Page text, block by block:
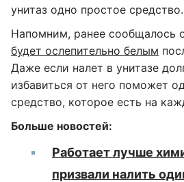
унитаз одно простое средство.
Напомним, ранее сообщалось
будет ослепительно белым
Даже если налет в унитазе
избавиться от него поможет
средство, которое есть на
Больше новостей:
Работает лучше
призвали налить